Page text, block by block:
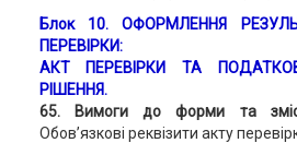
Блок 10. ОФОРМЛЕННЯ
ПЕРЕВІРКИ:
АКТ ПЕРЕВІРКИ ТА
РІШЕННЯ.
65. Вимоги до форми та
Обов’язкові реквізити акту